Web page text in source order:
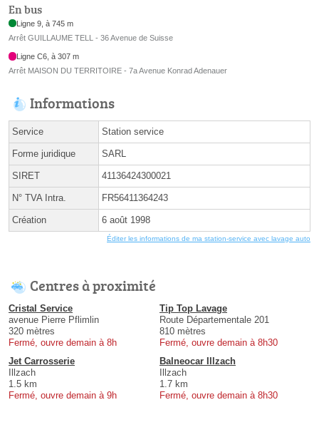
En bus
Ligne 9, à 745 m
Arrêt GUILLAUME TELL - 36 Avenue de Suisse
Ligne C6, à 307 m
Arrêt MAISON DU TERRITOIRE - 7a Avenue Konrad Adenauer
Informations
Service Station service
Forme juridique SARL
SIRET 41136424300021
N° TVA Intra. FR56411364243
Création 6 août 1998
Éditer les informations de ma station-service avec lavage auto
Centres à proximité
Cristal Service
avenue Pierre Pflimlin
320 mètres
Fermé, ouvre demain à 8h
Tip Top Lavage
Route Départementale 201
810 mètres
Fermé, ouvre demain à 8h30
Jet Carrosserie
Illzach
1.5 km
Fermé, ouvre demain à 9h
Balneocar Illzach
Illzach
1.7 km
Fermé, ouvre demain à 8h30